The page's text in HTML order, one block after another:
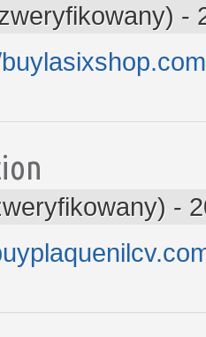
-
-